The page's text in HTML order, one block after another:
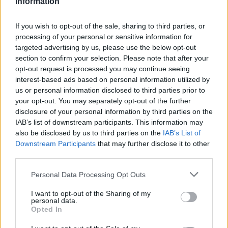
If you wish to opt-out of the sale, sharing to third parties, or
processing of your personal or sensitive information for
targeted advertising by us, please use the below opt-out
section to confirm your selection. Please note that after your
opt-out request is processed you may continue seeing
interest-based ads based on personal information utilized by
us or personal information disclosed to third parties prior to
your opt-out. You may separately opt-out of the further
disclosure of your personal information by third parties on the
IAB’s list of downstream participants. This information may
also be disclosed by us to third parties on the IAB’s List of
Downstream Participants that may further disclose it to other
Please note that this website/app uses one or more Google
not limited to your visit or usage behaviour. You may click to
grant or deny consent to Google and its third-party tags to
use your data for below specified purposes in below Google
consent section.
Personal Data Processing Opt Outs
I want to opt-out of the Sharing of my
personal data.
Opted In
sottolineato la risposta del territorio: “Abbiamo
davvero entusiasti di regatare per la prima volta
a Napoli, un posto così bello. Non vediamo l’ora di
iniziare a conoscere questo luogo e guardiamo
con fiducia all’anno che ci attende.”
La presenza di Luna Rossa nel golfo ha anche un
risvoltopromozionaleper la città, con il
coinvolgimento dei circoli nautici locali e
l’avvicinamento del pubblico al percorso verso la
Coppa America 2027. L’allenamento a contatto
con la venue ufficiale contribuisce alla
confidenza
vento alle interferenze d’onda sotto costa. La
scelta del perimetro urbano come teatro delle